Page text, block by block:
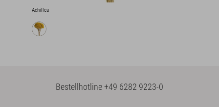
Achillea
Bestellhotline+49 6282 9223-0